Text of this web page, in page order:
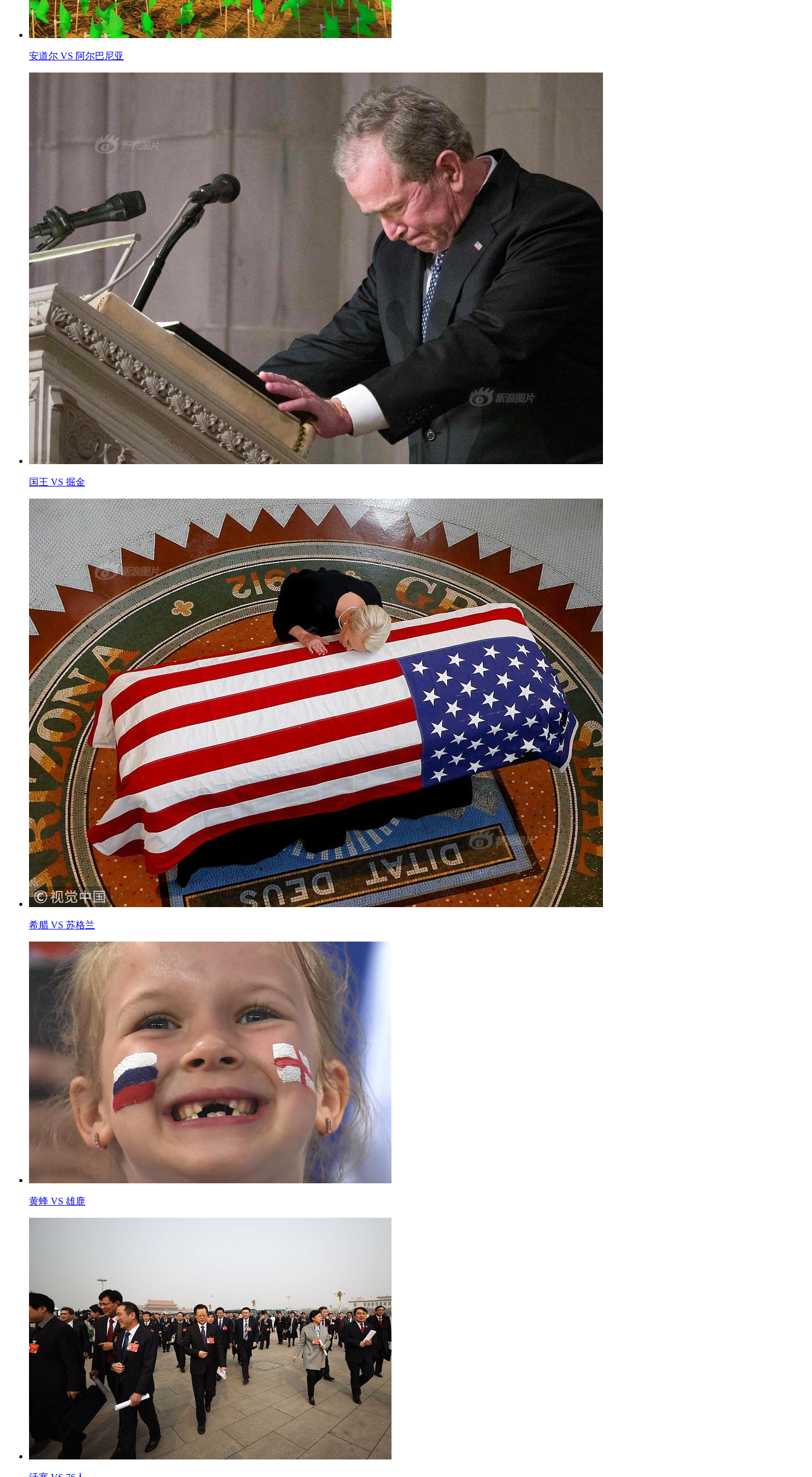
安道尔 VS 阿尔巴尼亚
国王 VS 掘金
希腊 VS 苏格兰
黄蜂 VS 雄鹿